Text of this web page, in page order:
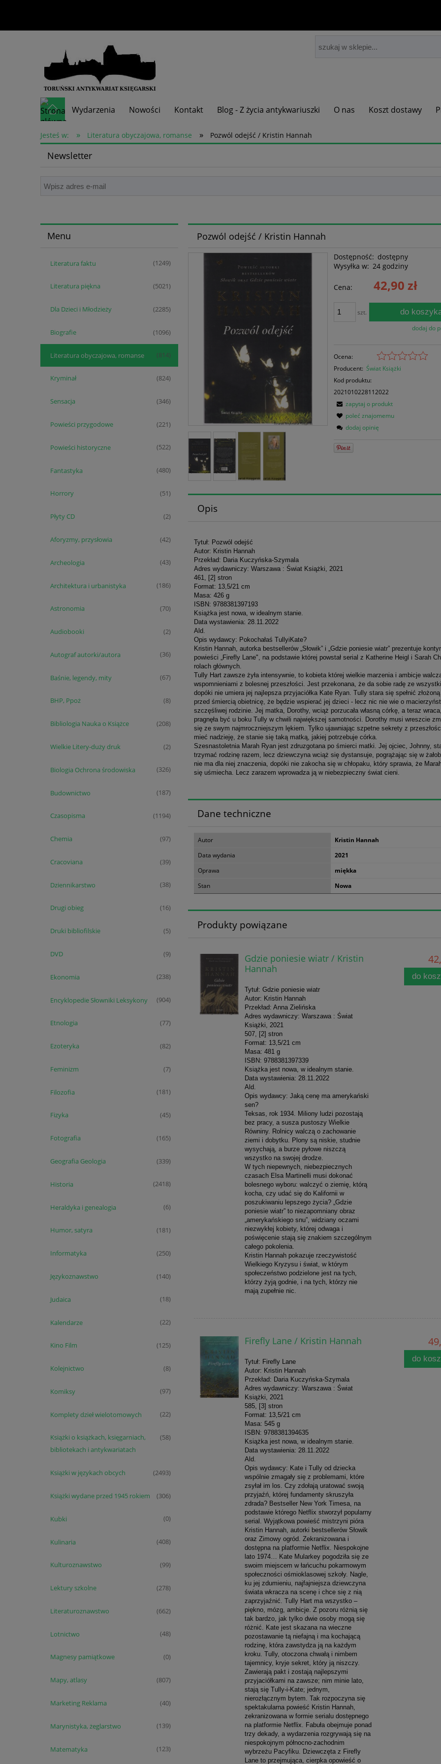
Wydarzenia Nowości Kontakt Blog - Z życia antykwariuszki O nas Koszt dostawy
Skup książek
Jesteś w: » Literatura obyczajowa, romanse » Pozwól odejść / Kristin Hannah
Newsletter
Menu
Literatura faktu (1249)
Literatura piękna (5021)
Dla Dzieci i Młodzieży (2285)
Biografie (1096)
Literatura obyczajowa, romanse (814)
Kryminał (824)
Sensacja (346)
Powieści przygodowe (221)
Powieści historyczne (522)
Fantastyka (480)
Horrory (51)
Płyty CD (2)
Aforyzmy, przysłowia (42)
Archeologia (43)
Architektura i urbanistyka (186)
Astronomia (70)
Audiobooki (2)
Autograf autorki/autora (36)
Baśnie, legendy, mity (67)
BHP, Ppoż (8)
Bibliologia Nauka o Książce (208)
Wielkie Litery-duży druk (2)
Biologia Ochrona środowiska (326)
Budownictwo (187)
Czasopisma (1194)
Chemia (97)
Cracoviana (39)
Dziennikarstwo (38)
Drugi obieg (16)
Druki bibliofilskie (5)
DVD (9)
Ekonomia (238)
Encyklopedie Słowniki Leksykony (904)
Etnologia (77)
Ezoteryka (82)
Feminizm (7)
Filozofia (181)
Fizyka (45)
Fotografia (165)
Geografia Geologia (339)
Historia (2418)
Heraldyka i genealogia (6)
Humor, satyra (181)
Informatyka (250)
Językoznawstwo (140)
Judaica (18)
Kalendarze (22)
Kino Film (125)
Kolejnictwo (8)
Komiksy (97)
Komplety dzieł wielotomowych (22)
Książki o książkach, księgarniach,
bibliotekach i antykwariatach
(58)
Książki w językach obcych (2493)
Książki wydane przed 1945 rokiem (306)
Kubki (0)
Kulinaria (408)
Kulturoznawstwo (99)
Lektury szkolne (278)
Literaturoznawstwo (662)
Lotnictwo (48)
Magnesy pamiątkowe (0)
Mapy, atlasy (807)
Marketing Reklama (40)
Marynistyka, żeglarstwo (139)
Matematyka (123)
Pozwól odejść / Kristin Hannah
Dostępność: dostępny
Wysyłka w: 24 godziny
Cena: 42,90 zł
szt. do
dodaj do
Ocena:
Producent: Świat Książki
Kod produktu:
2021010228112022
zapytaj o produkt
poleć znajomemu
dodaj opinię
Opis
Tytuł: Pozwól odejść
Autor: Kristin Hannah
Przekład: Daria Kuczyńska-Szymala
Adres wydawniczy: Warszawa : Świat Książki, 2021
461, [2] stron
Format: 13,5/21 cm
Masa: 426 g
ISBN: 9788381397193
Książka jest nowa, w idealnym stanie.
Data wystawienia: 28.11.2022
Ald.
Opis wydawcy: Pokochałaś TullyiKate?
Kristin Hannah, autorka bestsellerów „Słowik” i „Gdzie poniesie wiatr” prezentuje
powieści „Firefly Lane", na podstawie której powstał serial z Katherine Heigl i Sarah
rolach głównych.
Tully Hart zawsze żyła intensywnie, to kobieta której wielkie marzenia i ambicje
wspomnieniami z bolesnej przeszłości. Jest przekonana, że da sobie radę ze
dopóki nie umiera jej najlepsza przyjaciółka Kate Ryan. Tully stara się spełnić
przed śmiercią obietnicę, że będzie wspierać jej dzieci - lecz nic nie wie o
szczęśliwej rodzinie. Jej matka, Dorothy, wciąż porzucała własną córkę, a teraz
pragnęła być u boku Tully w chwili największej samotności. Dorothy musi wreszcie
się ze swym najmroczniejszym lękiem. Tylko ujawniając szpetne sekrety z
mieć nadzieję, że stanie się taką matką, jakiej potrzebuje córka.
Szesnastoletnia Marah Ryan jest zdruzgotana po śmierci matki. Jej ojciec, Johnny,
trzymać rodzinę razem, lecz dziewczyna wciąż się dystansuje, pogrążając się w
nie ma dla niej znaczenia, dopóki nie zakocha się w chłopaku, który sprawia, że
się uśmiecha. Lecz zarazem wprowadza ją w niebezpieczny świat cieni.
Dane techniczne
Autor
Kristin Hannah
Data wydania
2021
Oprawa
miękka
Stan
Nowa
Produkty powiązane
Gdzie poniesie wiatr / Kristin
Hannah
Tytuł: Gdzie poniesie wiatr
Autor: Kristin Hannah
Przekład: Anna Zielińska
Adres wydawniczy: Warszawa : Świat
Książki, 2021
507, [2] stron
Format: 13,5/21 cm
Masa: 481 g
ISBN: 9788381397339
Książka jest nowa, w idealnym stanie.
Data wystawienia: 28.11.2022
Ald.
Opis wydawcy: Jaką cenę ma amerykański
sen?
Teksas, rok 1934. Miliony ludzi pozostają
bez pracy, a susza pustoszy Wielkie
Równiny. Rolnicy walczą o zachowanie
ziemi i dobytku. Plony są niskie, studnie
wysychają, a burze pyłowe niszczą
wszystko na swojej drodze.
W tych niepewnych, niebezpiecznych
czasach Elsa Martinelli musi dokonać
bolesnego wyboru: walczyć o ziemię, którą
kocha, czy udać się do Kalifornii w
poszukiwaniu lepszego życia? „Gdzie
poniesie wiatr” to niezapomniany obraz
„amerykańskiego snu”, widziany oczami
niezwykłej kobiety, której odwaga i
poświęcenie stają się znakiem szczególnym
całego pokolenia.
Kristin Hannah pokazuje rzeczywistość
Wielkiego Kryzysu i świat, w którym
społeczeństwo podzielone jest na tych,
którzy żyją godnie, i na tych, którzy nie
mają zupełnie nic.
do
Firefly Lane / Kristin Hannah
Tytuł: Firefly Lane
Autor: Kristin Hannah
Przekład: Daria Kuczyńska-Szymala
Adres wydawniczy: Warszawa : Świat
Książki, 2021
585, [3] stron
Format: 13,5/21 cm
Masa: 545 g
ISBN: 9788381394635
Książka jest nowa, w idealnym stanie.
Data wystawienia: 28.11.2022
Ald.
Opis wydawcy: Kate i Tully od dziecka
wspólnie zmagały się z problemami, które
zsyłał im los. Czy zdołają uratować swoją
przyjaźń, której fundamenty skruszyła
zdrada? Bestseller New York Timesa, na
podstawie którego Netflix stworzył popularny
serial. Wyjątkowa powieść mistrzyni pióra
Kristin Hannah, autorki bestsellerów Słowik
oraz Zimowy ogród. Zekranizowana i
dostępna na platformie Netflix. Niespokojne
lato 1974… Kate Mularkey pogodziła się ze
swoim miejscem w łańcuchu pokarmowym
społeczności ośmioklasowej szkoły. Nagle,
ku jej zdumieniu, najfajniejsza dziewczyna
świata wkracza na scenę i chce się z nią
zaprzyjaźnić. Tully Hart ma wszystko –
piękno, mózg, ambicje. Z pozoru różnią się
tak bardzo, jak tylko dwie osoby mogą się
różnić. Kate jest skazana na wieczne
pozostawanie tą niefajną i ma kochającą
rodzinę, która zawstydza ją na każdym
kroku. Tully, otoczona chwałą i nimbem
tajemnicy, kryje sekret, który ją niszczy.
Zawierają pakt i zostają najlepszymi
przyjaciółkami na zawsze; nim minie lato,
stają się Tully-i-Kate; jednym,
nierozłącznym bytem. Tak rozpoczyna się
spektakularna powieść Kristin Hannah,
zekranizowana w formie serialu dostępnego
na platformie Netflix. Fabuła obejmuje ponad
trzy dekady, a wydarzenia rozgrywają się na
niespokojnym północno-zachodnim
wybrzeżu Pacyfiku. Dziewczęta z Firefly
Lane to przejmująca, cierpka opowieść o
do